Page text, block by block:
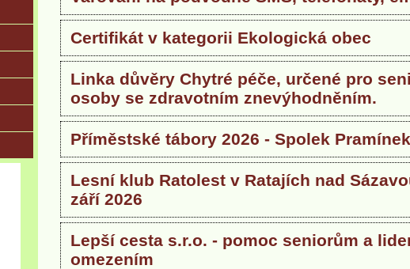
Certifikát v kategorii Ekologická obec
Linka důvěry Chytré péče, určené pro
osoby se zdravotním znevýhodněním.
Příměstské tábory 2026 - Spolek
Lesní klub Ratolest v Ratajích nad
září 2026
Lepší cesta s.r.o. - pomoc seniorům a
omezením